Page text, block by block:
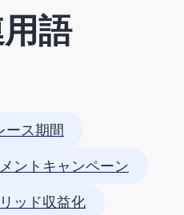
語
ース期間
ントキャンペーン
ッド収益化